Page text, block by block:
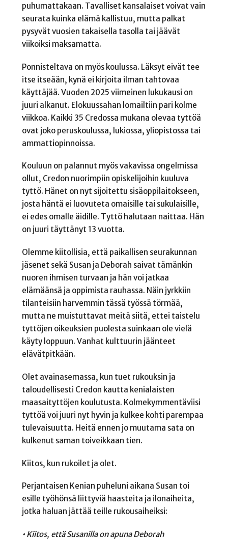
puhumattakaan. Tavalliset kansalaiset voivat vain
seurata kuinka elämä kallistuu, mutta palkat
pysyvät vuosien takaisella tasolla tai jäävät
viikoiksi maksamatta.
Ponnisteltava on myös koulussa. Läksyt eivät tee
itse itseään, kynä ei kirjoita ilman tahtovaa
käyttäjää. Vuoden 2025 viimeinen lukukausi on
juuri alkanut. Elokuussahan lomailtiin pari kolme
viikkoa. Kaikki 35 Credossa mukana olevaa tyttöä
ovat joko peruskoulussa, lukiossa, yliopistossa tai
ammattiopinnoissa.
Kouluun on palannut myös vakavissa ongelmissa
ollut, Credon nuorimpiin opiskelijoihin kuuluva
tyttö. Hänet on nyt sijoitettu sisäoppilaitokseen,
josta häntä ei luovuteta omaisille tai sukulaisille,
ei edes omalle äidille. Tyttö halutaan naittaa. Hän
on juuri täyttänyt 13 vuotta.
Olemme kiitollisia, että paikallisen seurakunnan
jäsenet sekä Susan ja Deborah saivat tämänkin
nuoren ihmisen turvaan ja hän voi jatkaa
elämäänsä ja oppimista rauhassa. Näin jyrkkiin
tilanteisiin harvemmin tässä työssä törmää,
mutta ne muistuttavat meitä siitä, ettei taistelu
tyttöjen oikeuksien puolesta suinkaan ole vielä
käyty loppuun. Vanhat kulttuurin jäänteet
elävätpitkään.
Olet avainasemassa, kun tuet rukouksin ja
taloudellisesti Credon kautta kenialaisten
maasaityttöjen koulutusta. Kolmekymmentäviisi
tyttöä voi juuri nyt hyvin ja kulkee kohti parempaa
tulevaisuutta. Heitä ennen jo muutama sata on
kulkenut saman toiveikkaan tien.
Kiitos, kun rukoilet ja olet.
Perjantaisen Kenian puheluni aikana Susan toi
esille työhönsä liittyviä haasteita ja ilonaiheita,
jotka haluan jättää teille rukousaiheiksi:
• Kiitos, että Susanilla on apuna Deborah